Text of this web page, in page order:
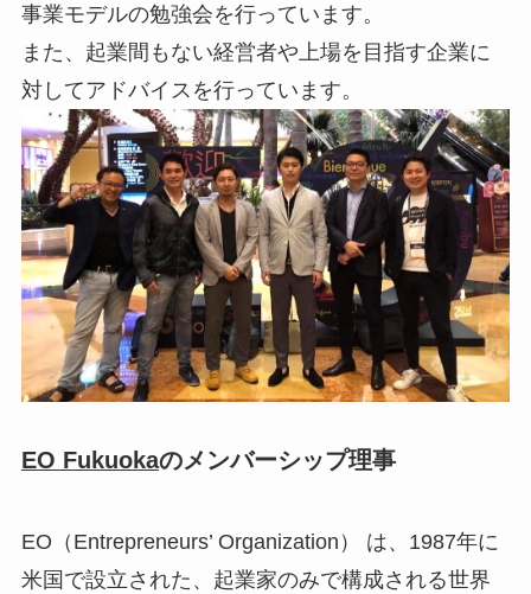
事業モデルの勉強会を行っています。
また、起業間もない経営者や上場を目指す企業に
対してアドバイスを行っています。
EO Fukuokaのメンバーシップ理事
EO（Entrepreneurs’ Organization） は、1987年に
米国で設立された、起業家のみで構成される世界